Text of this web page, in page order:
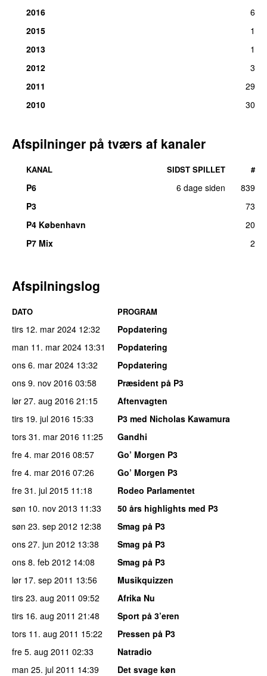
2016
6
2015
1
2013
1
2012
3
2011
29
2010
30
Afspilninger på tværs af kanaler
KANAL SIDST SPILLET #
P6 6 dage siden
839
P3
73
P4 København
20
P7 Mix
2
Afspilningslog
DATO PROGRAM
tirs 12. mar 2024 12:32
Popdatering
man 11. mar 2024 13:31
Popdatering
ons 6. mar 2024 13:32
Popdatering
ons 9. nov 2016 03:58
Præsident på P3
lør 27. aug 2016 21:15
Aftenvagten
tirs 19. jul 2016 15:33
P3 med Nicholas Kawamura
tors 31. mar 2016 11:25
Gandhi
fre 4. mar 2016 08:57
Go’ Morgen P3
fre 4. mar 2016 07:26
Go’ Morgen P3
fre 31. jul 2015 11:18
Rodeo Parlamentet
søn 10. nov 2013 11:33
50 års highlights med P3
søn 23. sep 2012 12:38
Smag på P3
ons 27. jun 2012 13:38
Smag på P3
ons 8. feb 2012 14:08
Smag på P3
lør 17. sep 2011 13:56
Musikquizzen
tirs 23. aug 2011 09:52
Afrika Nu
tirs 16. aug 2011 21:48
Sport på 3’eren
tors 11. aug 2011 15:22
Pressen på P3
fre 5. aug 2011 02:33
Natradio
man 25. jul 2011 14:39
Det svage køn